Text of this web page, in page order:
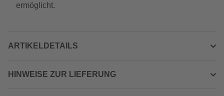
ermöglicht.
ARTIKELDETAILS
HINWEISE ZUR LIEFERUNG